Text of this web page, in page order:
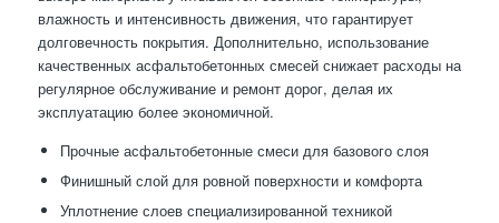
влажность и интенсивность движения, что гарантирует
долговечность покрытия. Дополнительно, использование
качественных асфальтобетонных смесей снижает расходы на
регулярное обслуживание и ремонт дорог, делая их
эксплуатацию более экономичной.
Прочные асфальтобетонные смеси для базового слоя
Финишный слой для ровной поверхности и комфорта
Уплотнение слоев специализированной техникой